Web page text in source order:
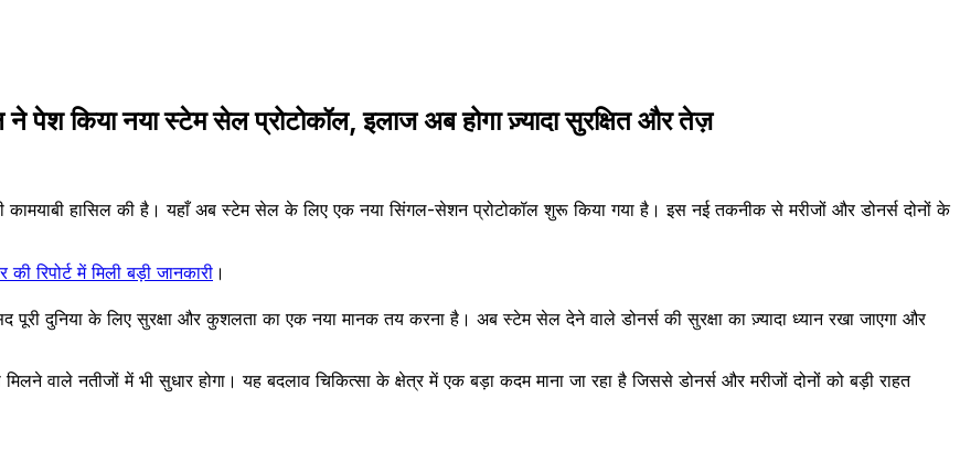
किया नया स्टेम सेल प्रोटोकॉल, इलाज अब होगा ज़्यादा सुरक्षित और तेज़
हासिल की है। यहाँ अब स्टेम सेल के लिए एक नया सिंगल-सेशन प्रोटोकॉल शुरू किया गया है। इस नई तकनीक से मरीजों और डोनर्स दोनों के
में मिली बड़ी जानकारी ।
दुनिया के लिए सुरक्षा और कुशलता का एक नया मानक तय करना है। अब स्टेम सेल देने वाले डोनर्स की सुरक्षा का ज़्यादा ध्यान रखा जाएगा और
वाले नतीजों में भी सुधार होगा। यह बदलाव चिकित्सा के क्षेत्र में एक बड़ा कदम माना जा रहा है जिससे डोनर्स और मरीजों दोनों को बड़ी राहत